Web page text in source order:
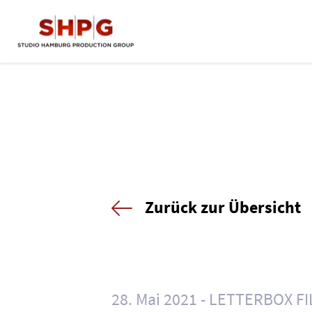
Zurück zur Übersicht
28. Mai 2021 LETTERBOX